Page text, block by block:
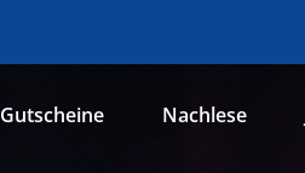
Gutscheine Nachlese